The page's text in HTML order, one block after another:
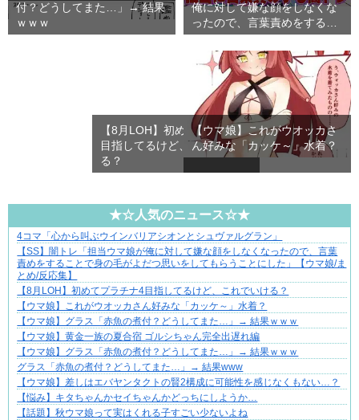
付？どうしてまた…」→ 結果
ｗｗｗ
俺に対して嫌な顔をしなくな
ったので、言葉責めをする
こ…
【8月LOH】初めてプラチナ4
目指してるけど、これでいけ
る？
【ウマ娘】これがウオッカさ
ん好みな「カッケ～」水着？
★☆人気のニュース☆★
1420gの娘がくれた“生きる力”。
4コマ「心から叫ぶウインバリアシオンとシュヴァルグラン」
【SS】闇トレ「担当ウマ娘が俺に対して嫌な顔をしなくなったので、言葉
責めをすることで身の毛がよだつ思いをしてもらうことにした」【ウマ娘/ま
とめ/反応集】
【8月LOH】初めてプラチナ4目指してるけど、これでいける？
【ウマ娘】これがウオッカさん好みな「カッケ～」水着？
【ウマ娘】グラス「赤魚の煮付？どうしてまた…」→ 結果ｗｗｗ
【ウマ娘】黄金一族の夏合宿 ゴルシちゃん完全出遅れ編
【ウマ娘】グラス「赤魚の煮付？どうしてまた…」→ 結果ｗｗｗ
グラス「赤魚の煮付？どうしてまた…」→ 結果www
【ウマ娘】差しはエバヤンタクトの賢2構成に可能性を感じなくもない…？
【悩み】キタちゃんかセイちゃんかどっちにしようか…
【話題】秋ウマ娘って実はくれる子すごい少ないよね